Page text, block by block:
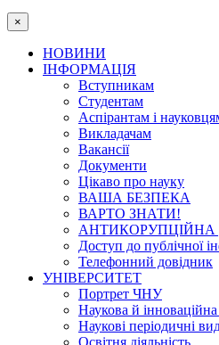
×
НОВИНИ
ІНФОРМАЦІЯ
Вступникам
Студентам
Аспірантам і
Викладачам
Вакансії
Документи
Цікаво про науку
ВАША БЕЗПЕКА
ВАРТО ЗНАТИ!
АНТИКОРУПЦІЙНА
Доступ до публічної
Телефонний довідник
УНІВЕРСИТЕТ
Портрет ЧНУ
Наукова й інноваційна
Наукові періодичні